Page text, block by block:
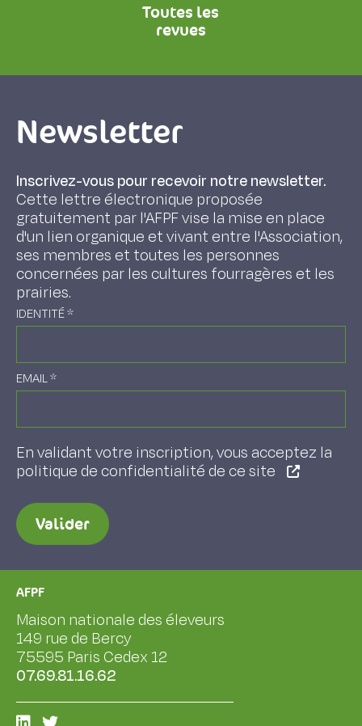
Toutes les
revues
Newsletter
Inscrivez-vous pour recevoir notre newsletter.
Cette lettre électronique proposée
gratuitement par l'AFPF vise la mise en place
d'un lien organique et vivant entre l'Association,
ses membres et toutes les personnes
concernées par les cultures fourragères et les
prairies.
IDENTITÉ*
EMAIL*
En validant votre inscription, vous acceptez la
politique de confidentialité de ce site
Valider
AFPF
Maison nationale des éleveurs
149 rue de Bercy
75595 Paris Cedex 12
07.69.81.16.62